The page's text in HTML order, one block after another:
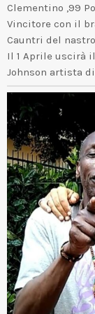
Clementino ,99
Vincitore con il
Cauntri del
Il 1 Aprile uscirà
Johnson artista